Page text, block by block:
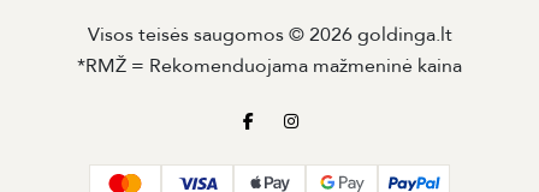
Visos teisės saugomos © 2026 goldinga.lt
*RMŽ = Rekomenduojama mažmeninė kaina